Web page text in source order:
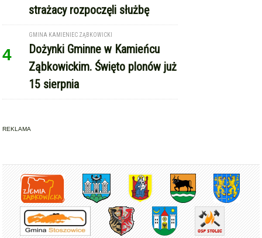
strażacy rozpoczęli służbę
4
GMINA KAMIENIEC ZĄBKOWICKI
Dożynki Gminne w Kamieńcu
Ząbkowickim. Święto plonów już
15 sierpnia
REKLAMA